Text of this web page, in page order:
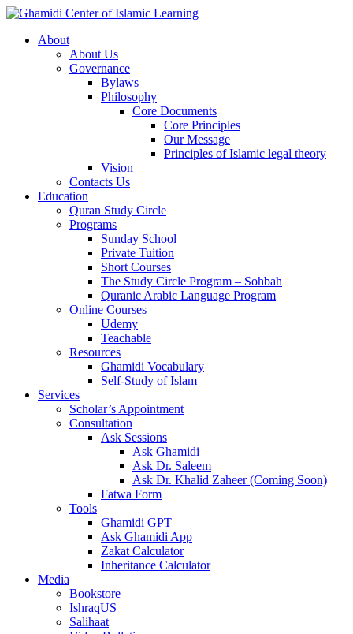
About
About Us
Governance
Bylaws
Philosophy
Core Documents
Core Principles
Our Message
Principles of Islamic legal theory
Vision
Contacts Us
Education
Quran Study Circle
Programs
Sunday School
Private Tuition
Short Courses
The Study Circle Program – Sohbah
Quranic Arabic Language Program
Online Courses
Udemy
Teachable
Resources
Ghamidi Vocabulary
Self-Study of Islam
Services
Scholar’s Appointment
Consultation
Ask Sessions
Ask Ghamidi
Ask Dr. Saleem
Ask Dr. Khalid Zaheer (Coming Soon)
Fatwa Form
Tools
Ghamidi GPT
Ask Ghamidi App
Zakat Calculator
Inheritance Calculator
Media
Bookstore
IshraqUS
Salihaat